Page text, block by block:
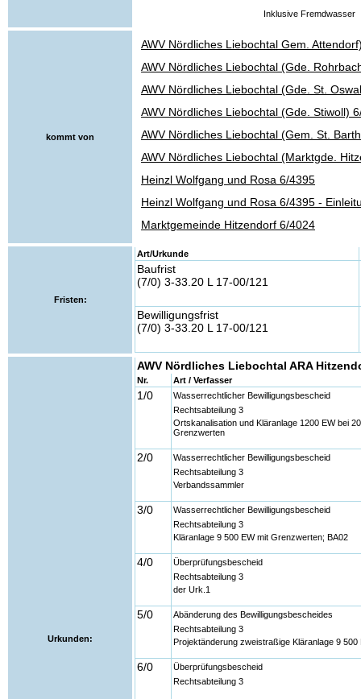
Inklusive Fremdwasser
kommt von
AWV Nördliches Liebochtal Gem.
AWV Nördliches Liebochtal (Gde.
AWV Nördliches Liebochtal (Gde. St.
AWV Nördliches Liebochtal (Gde. Stiwoll)
AWV Nördliches Liebochtal (Gem. St.
AWV Nördliches Liebochtal (Marktgde.
Heinzl Wolfgang und Rosa 6/4395
Heinzl Wolfgang und Rosa 6/4395 -
Marktgemeinde Hitzendorf 6/4024
Fristen:
Art/Urkunde
Baufrist
(7/0) 3-33.20 L 17-00/121
Bewilligungsfrist
(7/0) 3-33.20 L 17-00/121
Urkunden:
AWV Nördliches Liebochtal ARA
Nr. Art / Verfasser
1/0
Wasserrechtlicher Bewilligungsbescheid
Rechtsabteilung 3
Ortskanalisation und Kläranlage 1200 EW bei
Grenzwerten
2/0
Wasserrechtlicher Bewilligungsbescheid
Rechtsabteilung 3
Verbandssammler
3/0
Wasserrechtlicher Bewilligungsbescheid
Rechtsabteilung 3
Kläranlage 9 500 EW mit Grenzwerten; BA02
4/0
Überprüfungsbescheid
Rechtsabteilung 3
der Urk.1
5/0
Abänderung des Bewilligungsbescheides
Rechtsabteilung 3
Projektänderung zweistraßige Kläranlage 9 500
6/0
Überprüfungsbescheid
Rechtsabteilung 3